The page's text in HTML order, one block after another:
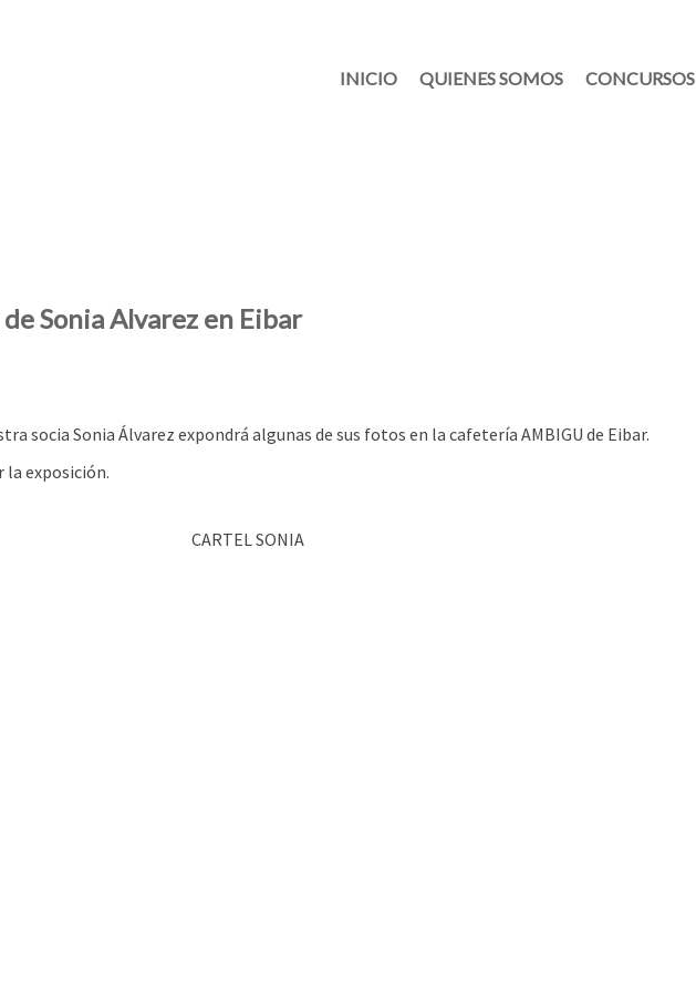
INICIO QUIENES SOMOS CONCURSOS
Sonia Alvarez en Eibar
socia Sonia Álvarez expondrá algunas de sus fotos en la cafetería AMBIGU de Eibar.
la exposición.